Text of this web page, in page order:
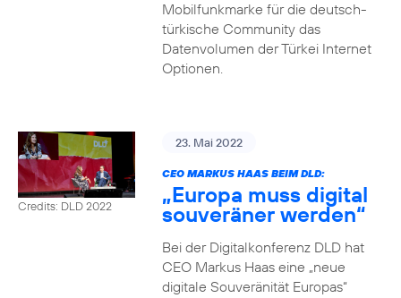
Mobilfunkmarke für die deutsch-
türkische Community das
Datenvolumen der Türkei Internet
Optionen.
Credits: DLD 2022
23. Mai 2022
CEO MARKUS HAAS BEIM DLD:
„Europa muss digital
souveräner werden“
Bei der Digitalkonferenz DLD hat
CEO Markus Haas eine „neue
digitale Souveränität Europas“